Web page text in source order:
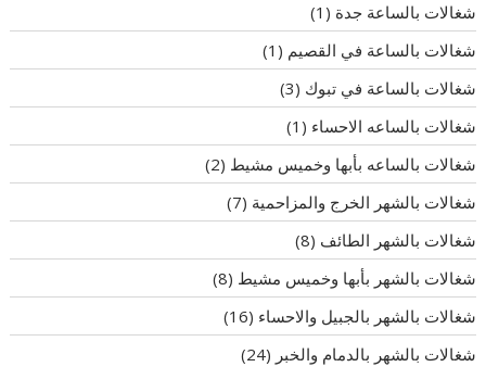
شغالات بالساعة جدة (1)
شغالات بالساعة في القصيم (1)
شغالات بالساعة في تبوك (3)
شغالات بالساعه الاحساء (1)
شغالات بالساعه بأبها وخميس مشيط (2)
شغالات بالشهر الخرج والمزاحمية (7)
شغالات بالشهر الطائف (8)
شغالات بالشهر بأبها وخميس مشيط (8)
شغالات بالشهر بالجبيل والاحساء (16)
شغالات بالشهر بالدمام والخبر (24)